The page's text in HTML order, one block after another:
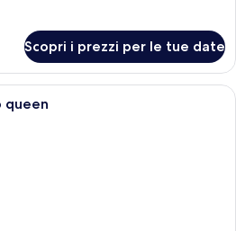
Scopri i prezzi per le tue date
Camera d'albergo moderna con una
queen